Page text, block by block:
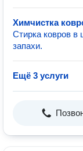
Химчистка
Стирка ковров в
запахи.
Ещё 3 услуги